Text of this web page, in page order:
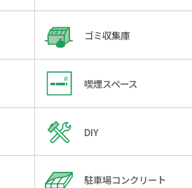
ゴミ収集庫
喫煙スペース
DIY
駐車場コンクリート